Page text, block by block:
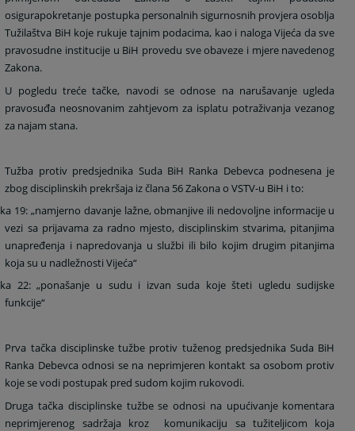
osigurapokretanje postupka personalnih sigurnosnih provjera osoblja
Tužilaštva BiH koje rukuje tajnim podacima, kao i naloga Vijeća da sve
pravosudne institucije u BiH provedu sve obaveze i mjere navedenog
Zakona.
U pogledu treće tačke, navodi se odnose na narušavanje ugleda
pravosuđa neosnovanim zahtjevom za isplatu potraživanja vezanog
za najam stana.
Tužba protiv predsjednika Suda BiH Ranka Debevca podnesena je
zbog disciplinskih prekršaja iz člana 56 Zakona o VSTV-u BiH i to:
19: „namjerno davanje lažne, obmanjive ili nedovoljne informacije u
vezi sa prijavama za radno mjesto, disciplinskim stvarima, pitanjima
unapređenja i napredovanja u službi ili bilo kojim drugim pitanjima
koja su u nadležnosti Vijeća“
22: „ponašanje u sudu i izvan suda koje šteti ugledu sudijske
funkcije“
Prva tačka disciplinske tužbe protiv tuženog predsjednika Suda BiH
Ranka Debevca odnosi se na neprimjeren kontakt sa osobom protiv
koje se vodi postupak pred sudom kojim rukovodi.
Druga tačka disciplinske tužbe se odnosi na upućivanje komentara
neprimjerenog sadržaja kroz
komunikaciju sa tužiteljicom koja